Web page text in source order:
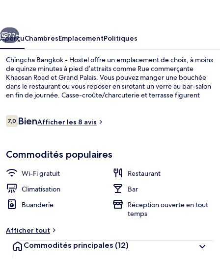
Hostel
Suivant
77+
AperçuChambresEmplacementPolitiques
Chingcha Bangkok - Hostel offre un emplacement de choix, à moins
de quinze minutes à pied d’attraits comme Rue commerçante
Khaosan Road et Grand Palais. Vous pouvez manger une bouchée
dans le restaurant ou vous reposer en sirotant un verre au bar-salon
en fin de journée. Casse-croûte/charcuterie et terrasse figurent
trouve à 9 minutes.
Avis
7,07,0 sur 10 –
BienAfficher les 8 avis
Commodités populaires
Wi-Fi gratuit
Restaurant
Climatisation
Bar
Buanderie
Réception ouverte en tout
temps
Afficher tout
Commodités principales (12)